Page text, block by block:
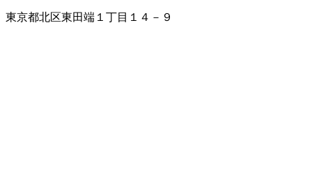
東京都北区東田端１丁目１４－９